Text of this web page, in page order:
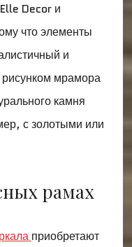
Decor и
что элементы
и
мрамора
камня
с золотыми или
рамах
приобретают